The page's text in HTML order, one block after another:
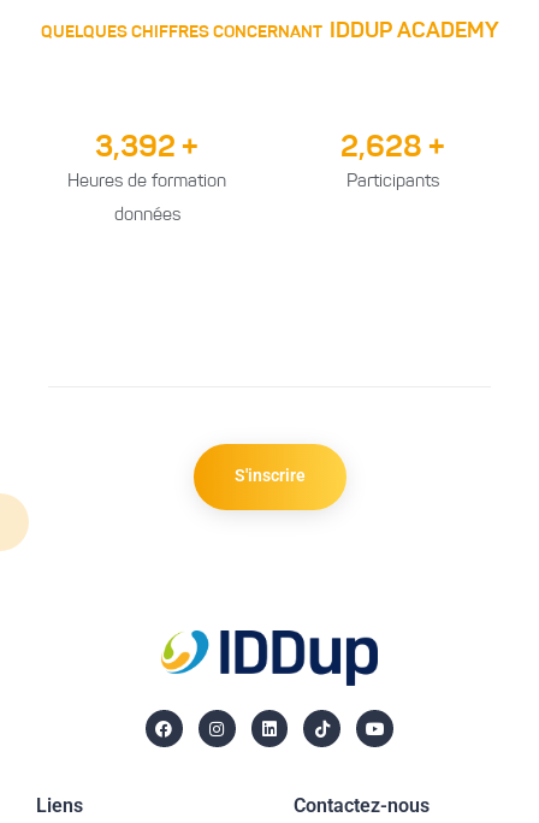
QUELQUES CHIFFRES CONCERNANT IDDUP ACADEMY
3,819 +
Heures de formation
données
2,972 +
Participants
S'inscrire
Liens
Contactez-nous